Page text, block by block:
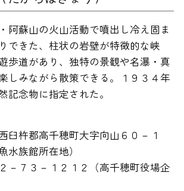
阿蘇山の火山活動で噴出し冷え固ま
できた、柱状の岩壁が特徴的な峡
歩道があり、独特の景観や名瀑・真
しみながら散策できる。１９３４年
記念物に指定された。
臼杵郡高千穂町大字向山６０－１
水族館所在地）
－７３－１２１２（高千穂町役場企